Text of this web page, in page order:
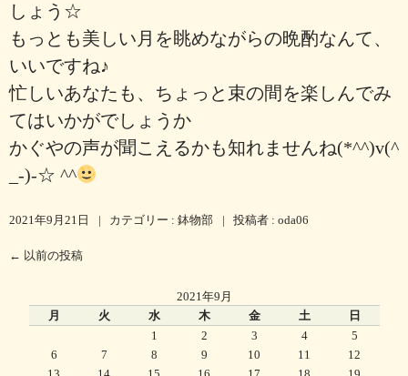
しょう☆
もっとも美しい月を眺めながらの晩酌なんて、
いいですね♪
忙しいあなたも、ちょっと束の間を楽しんでみ
てはいかがでしょうか
かぐやの声が聞こえるかも知れませんね(*^^)v(^
_-)-☆ ^^
2021年9月21日 | カテゴリー : 鉢物部 | 投稿者 : oda06
← 以前の投稿
2021年9月
月
火 水 木 金 土 日
1 2 3 4
5
6
7 8 9 10 11
12